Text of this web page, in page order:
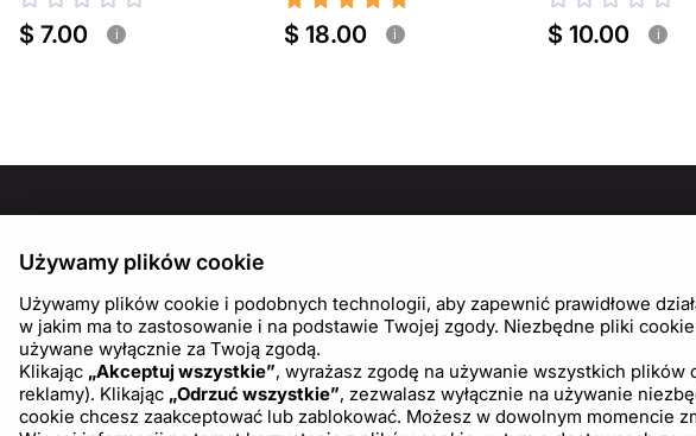
$ 7.00 i $ 18.00 i $ 10.00 i
Blog
Używamy plików cookie
Używamy plików cookie i podobnych technologii, aby zapewnić prawidłowe
w jakim ma to zastosowanie i na podstawie Twojej zgody. Niezbędne pliki
używane wyłącznie za Twoją zgodą.
Klikając „Akceptuj wszystkie”, wyrażasz zgodę na używanie wszystkich
reklamy). Klikając „Odrzuć wszystkie”, zezwalasz wyłącznie na używanie
cookie chcesz zaakceptować lub zablokować. Możesz w dowolnym momencie